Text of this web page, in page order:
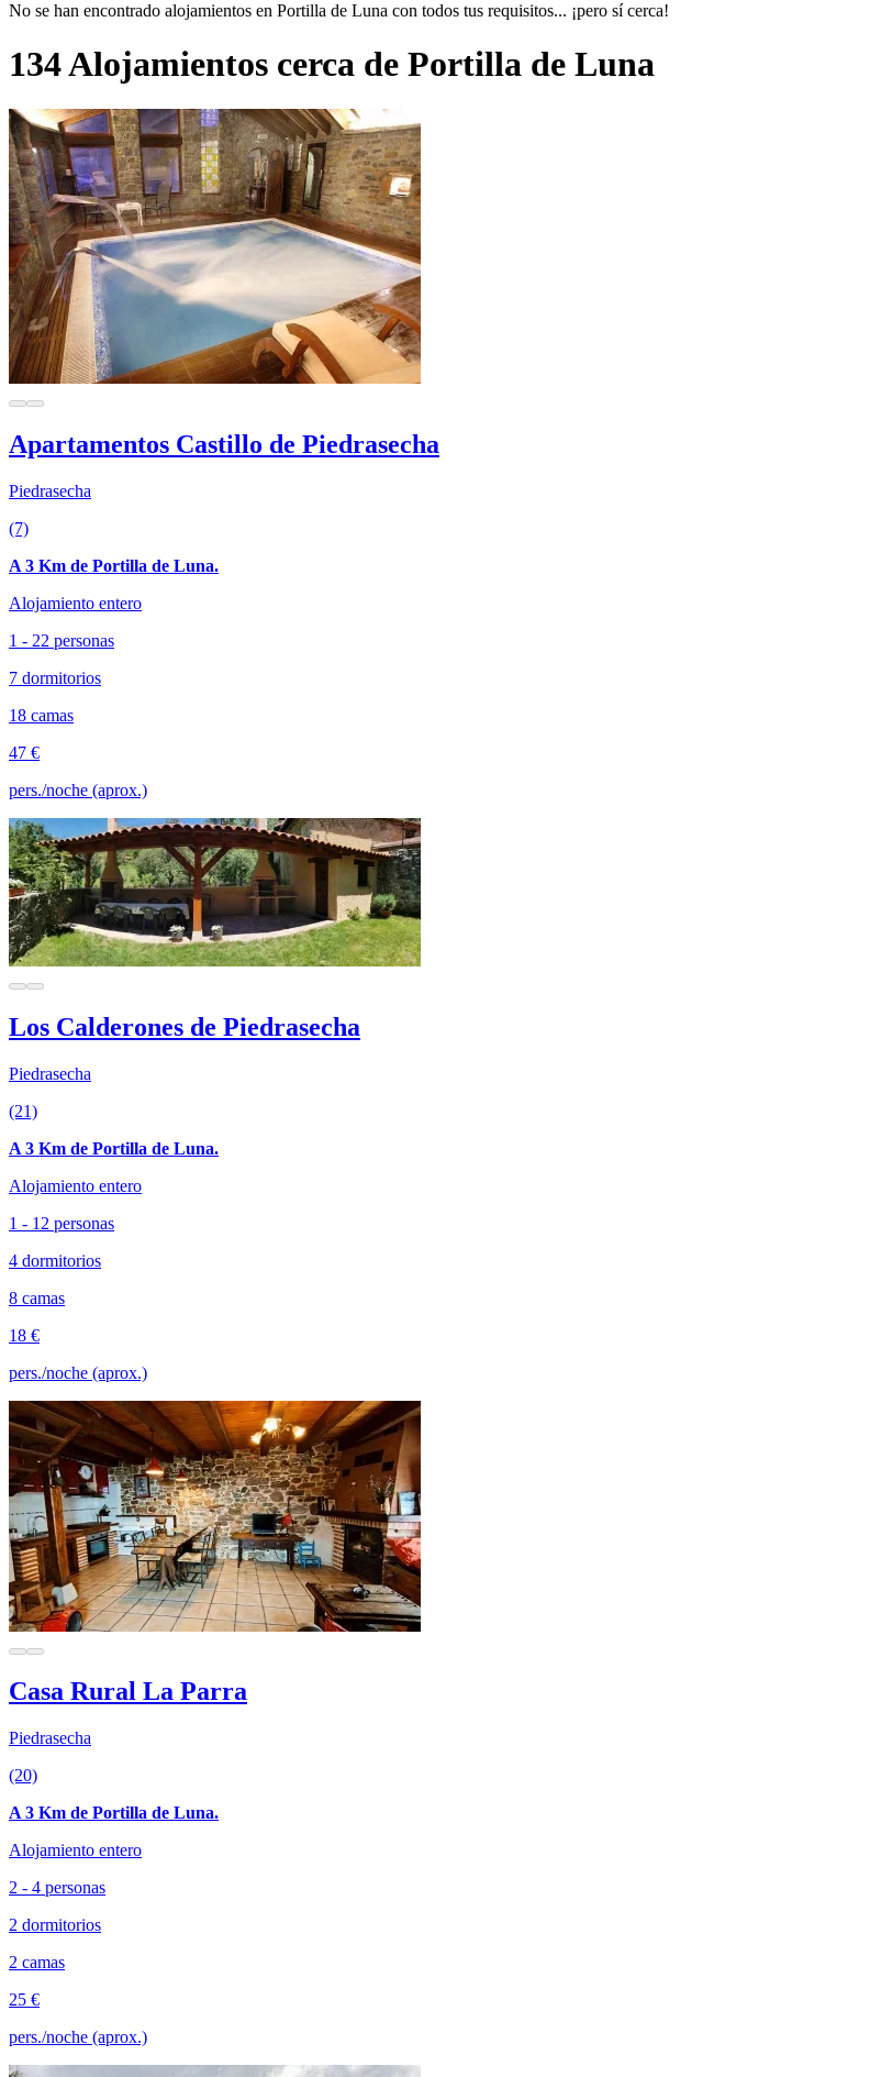
No se han encontrado alojamientos en Portilla de Luna con todos tus requisitos... ¡pero sí cerca!
134 Alojamientos cerca de Portilla de Luna
Apartamentos Castillo de Piedrasecha
Piedrasecha
(7)
A 3 Km de Portilla de Luna.
Alojamiento entero
1 - 22 personas
7 dormitorios
18 camas
47 €
pers./noche (aprox.)
Los Calderones de Piedrasecha
Piedrasecha
(21)
A 3 Km de Portilla de Luna.
Alojamiento entero
1 - 12 personas
4 dormitorios
8 camas
18 €
pers./noche (aprox.)
Casa Rural La Parra
Piedrasecha
(20)
A 3 Km de Portilla de Luna.
Alojamiento entero
2 - 4 personas
2 dormitorios
2 camas
25 €
pers./noche (aprox.)